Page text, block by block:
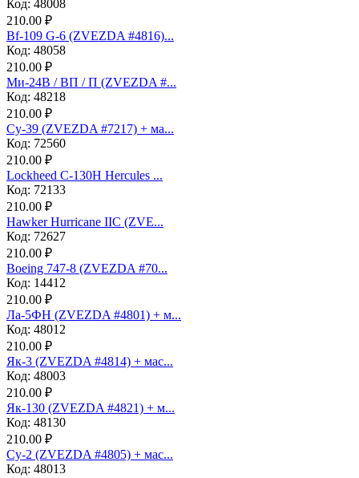
Код: 48008
210.00 ₽
Bf-109 G-6 (ZVEZDA #4816)...
Код: 48058
210.00 ₽
Ми-24В / ВП / П (ZVEZDA #...
Код: 48218
210.00 ₽
Су-39 (ZVEZDA #7217) + ма...
Код: 72560
210.00 ₽
Lockheed C-130H Hercules ...
Код: 72133
210.00 ₽
Hawker Hurricane IIC (ZVE...
Код: 72627
210.00 ₽
Boeing 747-8 (ZVEZDA #70...
Код: 14412
210.00 ₽
Ла-5ФН (ZVEZDA #4801) + м...
Код: 48012
210.00 ₽
Як-3 (ZVEZDA #4814) + мас...
Код: 48003
210.00 ₽
Як-130 (ZVEZDA #4821) + м...
Код: 48130
210.00 ₽
Су-2 (ZVEZDA #4805) + мас...
Код: 48013